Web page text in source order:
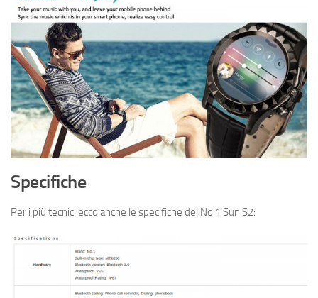
Specifiche
Per i più tecnici ecco anche le specifiche del No.1 Sun S2: